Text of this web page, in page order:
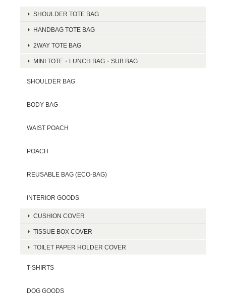
SHOULDER TOTE BAG
HANDBAG TOTE BAG
2WAY TOTE BAG
MINI TOTE・LUNCH BAG・SUB BAG
SHOULDER BAG
BODY BAG
WAIST POACH
POACH
REUSABLE BAG (ECO-BAG)
INTERIOR GOODS
CUSHION COVER
TISSUE BOX COVER
TOILET PAPER HOLDER COVER
T-SHIRTS
DOG GOODS